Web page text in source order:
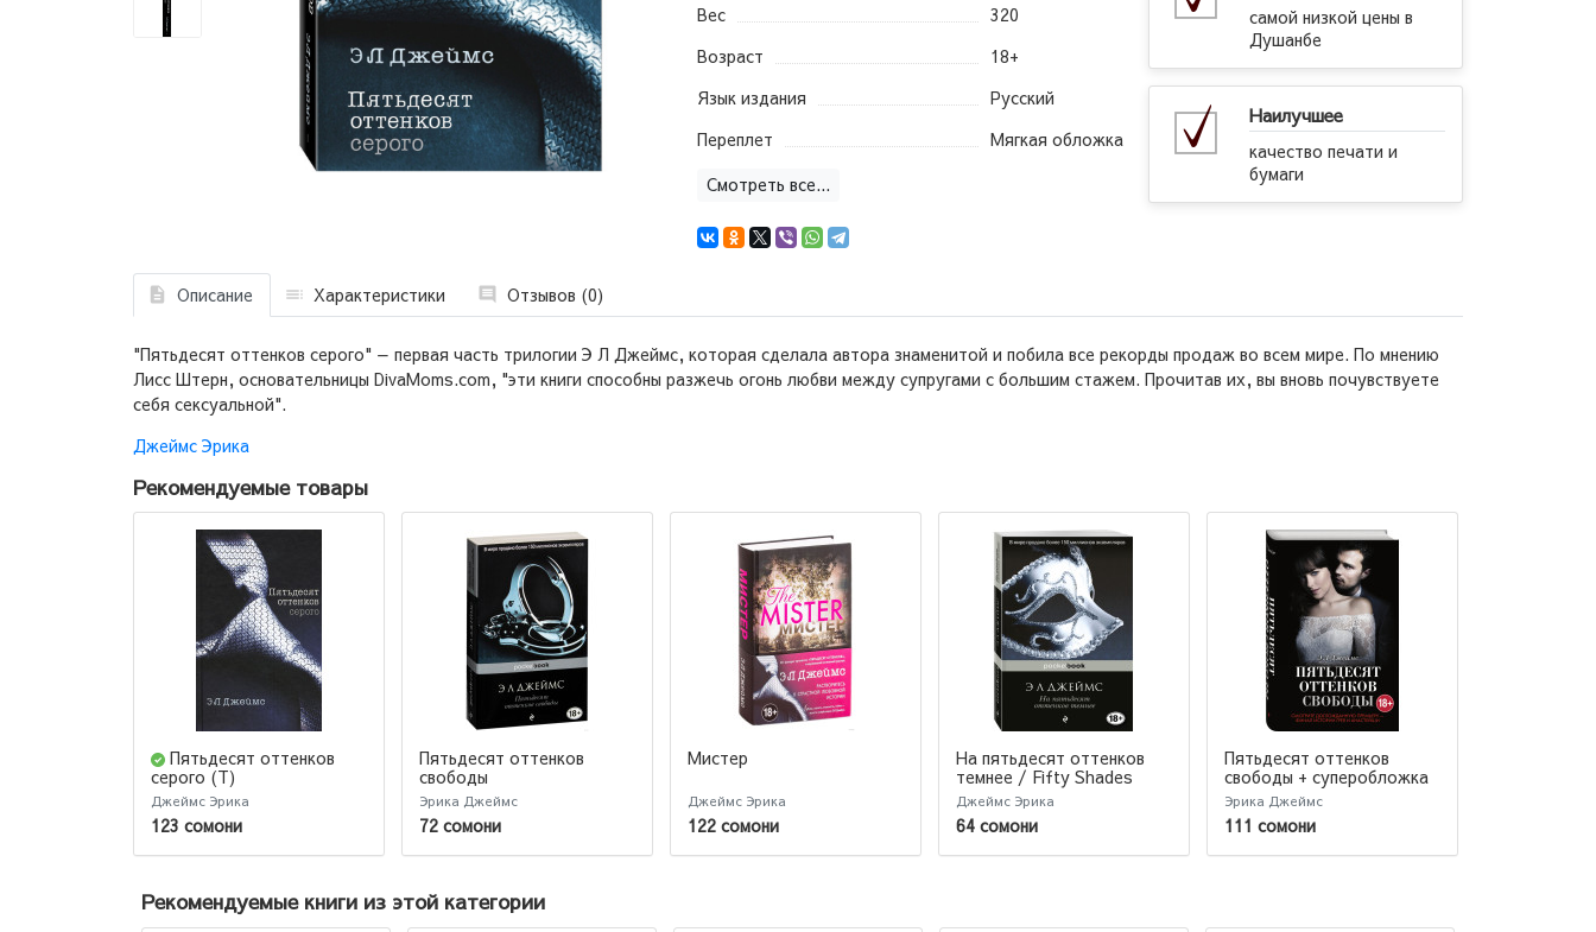
самой низкой цены в
Душанбе
Наилучшее
качество печати и
бумаги
Вес
320
Возраст
18+
Язык издания
Русский
Переплет
Мягкая обложка
Смотреть все...
Описание Характеристики Отзывов (0)
"Пятьдесят оттенков серого" — первая часть трилогии Э Л Джеймс, которая сделала автора знаменитой и побила все рекорды продаж во всем мире. По мнению
Лисс Штерн, основательницы DivaMoms.com, "эти книги способны разжечь огонь любви между супругами с большим стажем. Прочитав их, вы вновь почувствуете
себя сексуальной".
Джеймс Эрика
Рекомендуемые товары
Пятьдесят оттенков
серого (Т)
Джеймс Эрика
123 сомони
Пятьдесят оттенков
свободы
Эрика Джеймс
72 сомони
Мистер
Джеймс Эрика
122 сомони
На пятьдесят оттенков
темнее / Fifty Shades
Darker
Джеймс Эрика
64 сомони
Пятьдесят оттенков
свободы + суперобложка
Эрика Джеймс
111 сомони
Рекомендуемые книги из этой категории